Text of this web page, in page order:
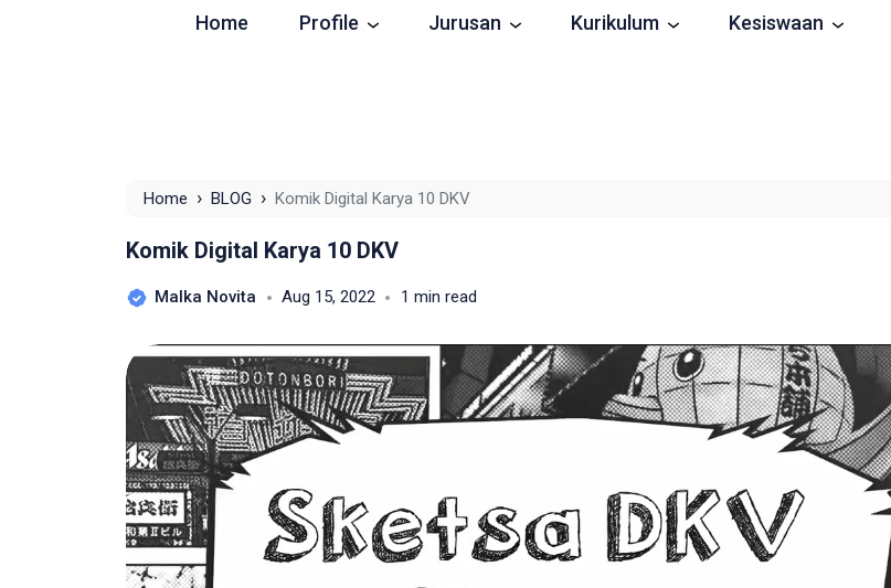
Home Profile Jurusan Kurikulum Kesiswaan
Home › BLOG › Komik Digital Karya 10 DKV
Komik Digital Karya 10 DKV
Malka Novita Aug 15, 2022 1 min read